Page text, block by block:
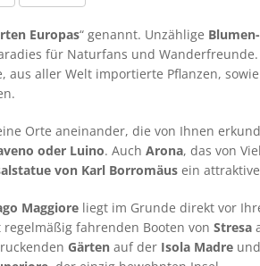
Europas“ genannt. Unzählige
für Naturfans und
aus aller Welt importierte Pflanzen,
Orte aneinander, die von Ihnen
oder Luino. Auch Arona, das von
von Karl Borromäus ein
Maggiore liegt im Grunde direkt vor
fahrenden Booten von Stresa
Gärten auf der Isola Madre